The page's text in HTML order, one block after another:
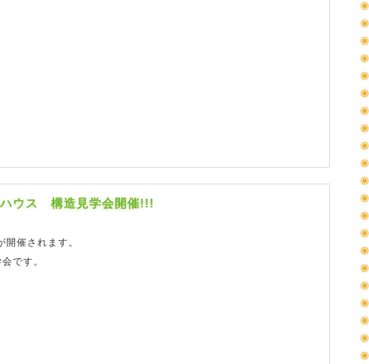
ハウス 構造見学会開催!!!
催されます。
です。